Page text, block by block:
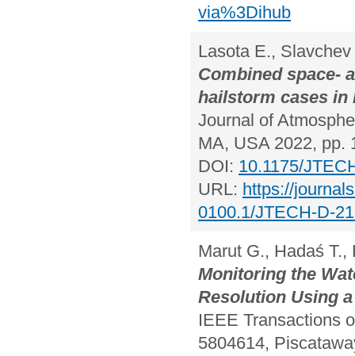
via%3Dihub
Lasota E.,
Combined space-
hailstorm cases in
Journal of
MA, USA 2022, pp.
DOI: 10.1175/
URL: https://
0100.1/JTECH-D-
Marut G., Hadaś T.,
Monitoring the
Resolution Using
IEEE Transactions
5804614,